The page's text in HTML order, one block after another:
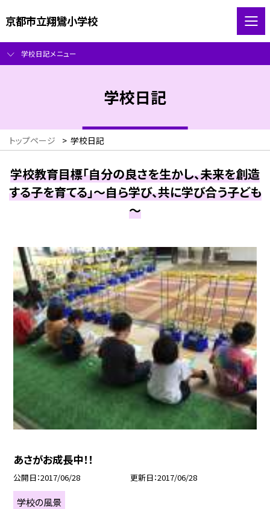
京都市立翔鸞小学校
学校日記メニュー
学校日記
トップページ > 学校日記
学校教育目標「自分の良さを生かし、未来を創造
する子を育てる」～自ら学び、共に学び合う子ども
～
あさがお成長中！！
公開日 2017/06/28 更新日 2017/06/28
学校の風景